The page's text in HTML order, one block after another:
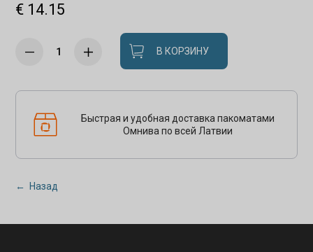
€ 14.15
В КОРЗИНУ
Быстрая и удобная доставка пакоматами
Омнива по всей Латвии
← Назад